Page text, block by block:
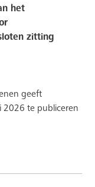
het
zitting
geeft
2026 te publiceren